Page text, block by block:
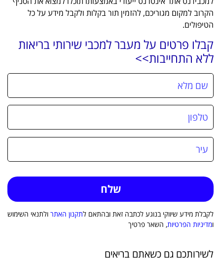
הקרוב למקום מגוריכם, להזמין תור בקלות ולקבל מידע על כל
הטיפולים.
קבלו פרטים על מעבר למכבי שירותי בריאות
ללא התחייבות>>
לקבלת מידע שיווקי בנוגע לכתבה זאת ובהתאם לתקנון האתר ולתנאי השימוש
ומדיניות הפרטיות, השאר פרטיך
לשירותכם גם כשאתם בריאים